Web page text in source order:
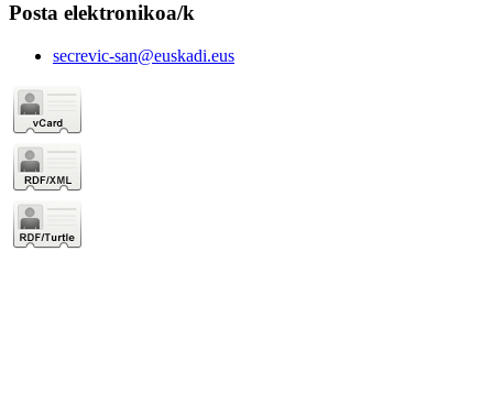
Posta elektronikoa/k
secrevic-san@euskadi.eus